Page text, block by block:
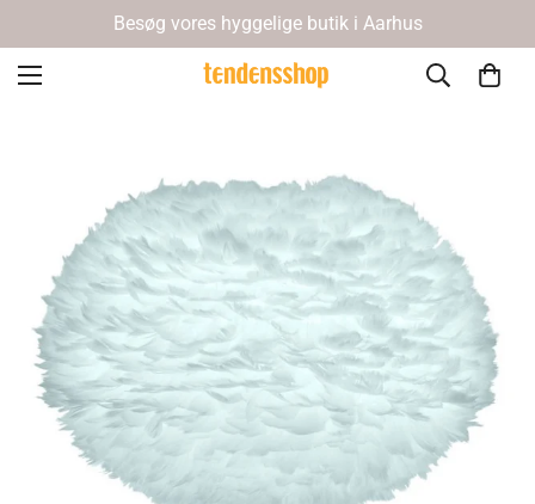
Besøg vores hyggelige butik i Aarhus